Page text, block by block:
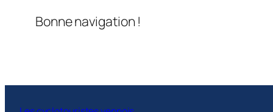
Bonne navigation !